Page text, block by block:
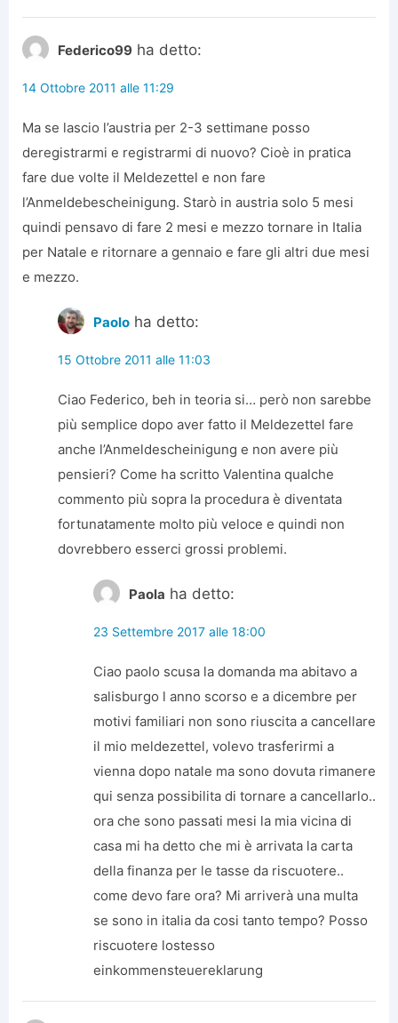
Federico99 ha detto:
14 Ottobre 2011 alle 11:29
Ma se lascio l’austria per 2-3 settimane posso
deregistrarmi e registrarmi di nuovo? Cioè in pratica
fare due volte il Meldezettel e non fare
l’Anmeldebescheinigung. Starò in austria solo 5 mesi
quindi pensavo di fare 2 mesi e mezzo tornare in Italia
per Natale e ritornare a gennaio e fare gli altri due mesi
e mezzo.
Paolo ha detto:
15 Ottobre 2011 alle 11:03
Ciao Federico, beh in teoria si… però non sarebbe
più semplice dopo aver fatto il Meldezettel fare
anche l’Anmeldescheinigung e non avere più
pensieri? Come ha scritto Valentina qualche
commento più sopra la procedura è diventata
fortunatamente molto più veloce e quindi non
dovrebbero esserci grossi problemi.
Paola ha detto:
23 Settembre 2017 alle 18:00
Ciao paolo scusa la domanda ma abitavo a
salisburgo l anno scorso e a dicembre per
motivi familiari non sono riuscita a cancellare
il mio meldezettel, volevo trasferirmi a
vienna dopo natale ma sono dovuta rimanere
qui senza possibilita di tornare a cancellarlo..
ora che sono passati mesi la mia vicina di
casa mi ha detto che mi è arrivata la carta
della finanza per le tasse da riscuotere..
come devo fare ora? Mi arriverà una multa
se sono in italia da cosi tanto tempo? Posso
riscuotere lostesso
einkommensteuereklarung